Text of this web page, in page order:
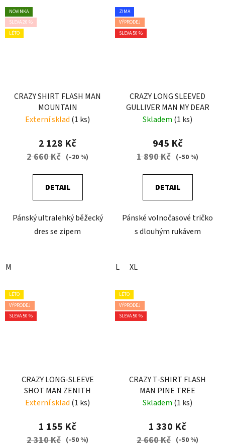
NOVINKA
SLEVA 20 %
LÉTO
CRAZY SHIRT FLASH MAN
MOUNTAIN
Externí sklad (1 ks)
2 128 Kč
2 660 Kč (–20 %)
DETAIL
Pánský ultralehký běžecký
dres se zipem
M
ZIMA
VÝPRODEJ
SLEVA 50 %
CRAZY LONG SLEEVED
GULLIVER MAN MY DEAR
Skladem (1 ks)
945 Kč
1 890 Kč (–50 %)
DETAIL
Pánské volnočasové tričko
s dlouhým rukávem
L XL
LÉTO
VÝPRODEJ
SLEVA 50 %
CRAZY LONG-SLEEVE
SHOT MAN ZENITH
Externí sklad (1 ks)
1 155 Kč
2 310 Kč (–50 %)
LÉTO
VÝPRODEJ
SLEVA 50 %
CRAZY T-SHIRT FLASH
MAN PINE TREE
Skladem (1 ks)
1 330 Kč
2 660 Kč (–50 %)